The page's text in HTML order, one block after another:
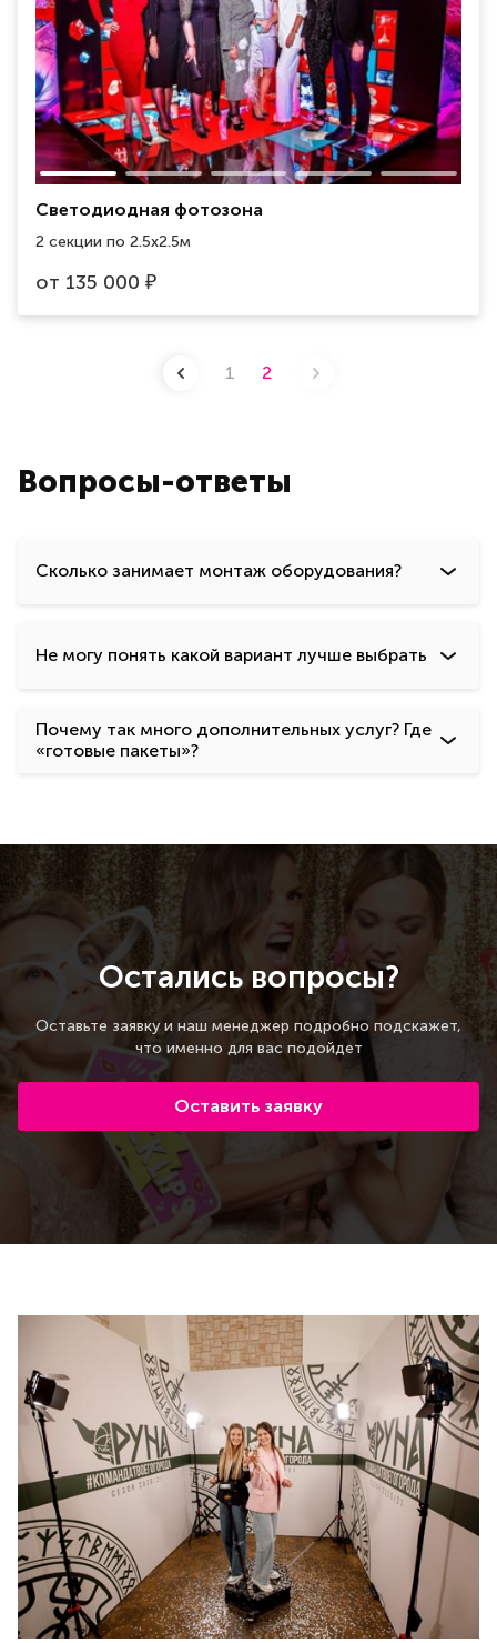
Светодиодная фотозона
2 секции по 2.5х2.5м
от 135 000 ₽
1 2
Вопросы-ответы
Сколько занимает монтаж оборудования?
Не могу понять какой вариант лучше выбрать
Почему так много дополнительных услуг? Где
«готовые пакеты»?
Остались вопросы?
Оставьте заявку и наш менеджер подробно подскажет,
что именно для вас подойдет
Оставить заявку